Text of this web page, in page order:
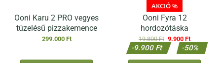
Ooni Karu 2 PRO vegyes
tüzelésű pizzakemence
299.000 Ft
AKCIÓ %
Ooni Fyra 12
hordozótáska
19.800Ft Original
price
was:
9.900 FtCurrent
price
is:
-9.900 Ft -50%